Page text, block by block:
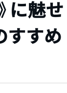
に魅せ
すすめ